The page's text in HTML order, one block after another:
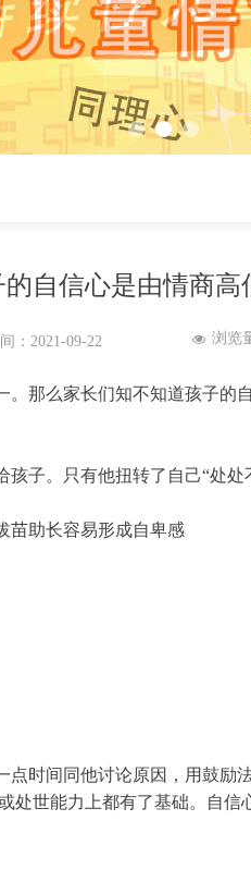
的自信心是由情商高
那么家长们知不知道孩子的
子。只有他扭转了自己“处处
苗助长容易形成自卑感
时间同他讨论原因，用鼓励
世能力上都有了基础。自
： 2021-09-22 넶 浏览